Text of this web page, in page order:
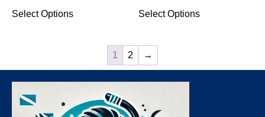
Select Options Select Options
1 2 →